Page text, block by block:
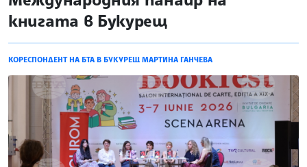
книгата в Букурещ
КОРЕСПОНДЕНТ НА БТА В БУКУРЕЩ МАРТИНА ГАНЧЕВА